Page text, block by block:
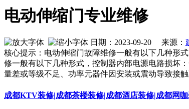
电动伸缩门专业维修
日期：2023-09-20 来源：
核心提示：电动伸缩门故障维修一般有以下几种形
修一般有以下几种形式，控制器内部电源电路损坏
量差或等级不足、功率元器件因安装或震动导致接
成都KTV装修|成都茶楼装修|成都酒店装修|成都网